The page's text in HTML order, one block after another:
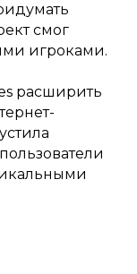
смог
игроками.
расширить